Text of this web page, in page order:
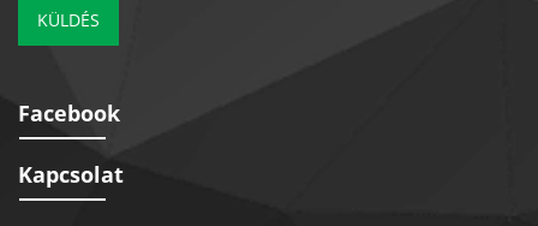
KÜLDÉS
Facebook
Kapcsolat